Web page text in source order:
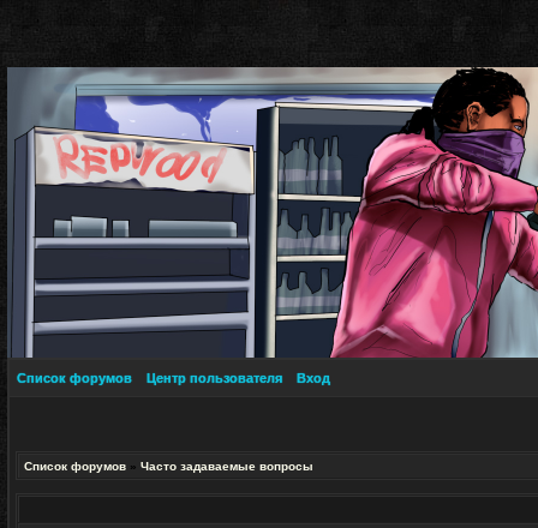
Список форумов Центр пользователя Вход
Список форумов » Часто задаваемые вопросы